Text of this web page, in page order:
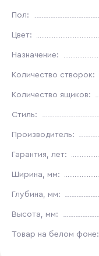
Пол:
Цвет:
Назначение:
Количество створок:
Количество ящиков:
Стиль:
Производитель:
Гарантия, лет:
Ширина, мм:
Глубина, мм:
Высота, мм:
Товар на белом фоне: